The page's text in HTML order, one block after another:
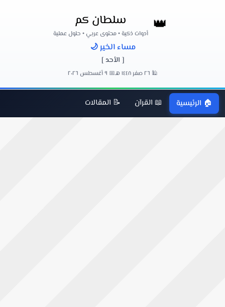
👑 سلطان كم
أدوات ذكية • محتوى عربي • حلول عملية
مساء الخير 🌙
[ الأحد ]
🕌 ٢٦ صفر ١٤٤٨ هـ 📅 ٩ أغسطس ٢٠٢٦
🏠 الرئيسية 📖 القرآن 📝 المقالات